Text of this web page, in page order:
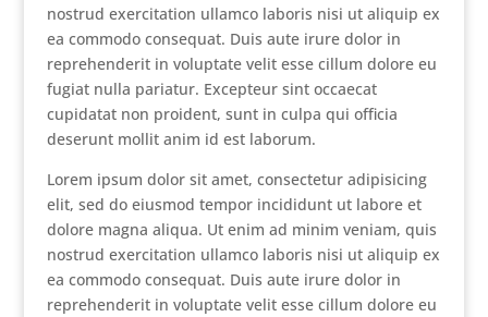
nostrud exercitation ullamco laboris nisi ut aliquip ex
ea commodo consequat. Duis aute irure dolor in
reprehenderit in voluptate velit esse cillum dolore eu
fugiat nulla pariatur. Excepteur sint occaecat
cupidatat non proident, sunt in culpa qui officia
deserunt mollit anim id est laborum.
Lorem ipsum dolor sit amet, consectetur adipisicing
elit, sed do eiusmod tempor incididunt ut labore et
dolore magna aliqua. Ut enim ad minim veniam, quis
nostrud exercitation ullamco laboris nisi ut aliquip ex
ea commodo consequat. Duis aute irure dolor in
reprehenderit in voluptate velit esse cillum dolore eu